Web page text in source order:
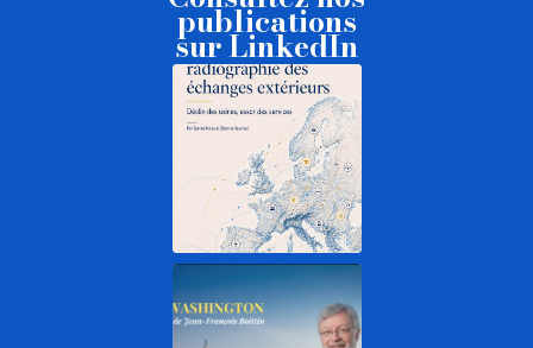
publications
sur LinkedIn